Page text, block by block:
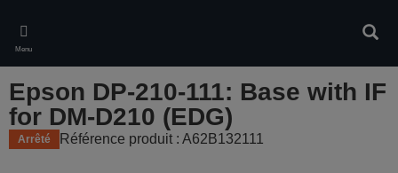
main
content
Menu
Epson DP-210-111: Base with IF
for DM-D210 (EDG)
Arrêté Référence produit : A62B132111